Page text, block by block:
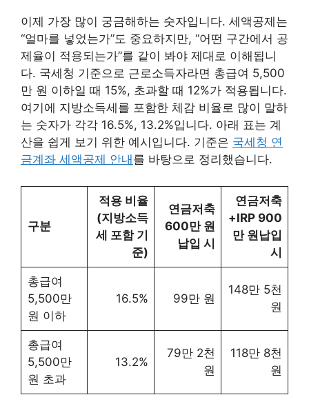
이제 가장 많이 궁금해하는 숫자입니다. 세액공제는
“얼마를 넣었는가”도 중요하지만, “어떤 구간에서 공
제율이 적용되는가”를 같이 봐야 제대로 이해됩니
다. 국세청 기준으로 근로소득자라면 총급여 5,500
만 원 이하일 때 15%, 초과할 때 12%가 적용됩니다.
여기에 지방소득세를 포함한 체감 비율로 많이 말하
는 숫자가 각각 16.5%, 13.2%입니다. 아래 표는 계
산을 쉽게 보기 위한 예시입니다. 기준은 국세청 연
금계좌 세액공제 안내 를 바탕으로 정리했습니다.
구분
적용 비율
(지방소득
세 포함 기
준)
연금저축
600만 원
납입 시
연금저축
+IRP 900
만 원납입
시
총급여
5,500만
원 이하
16.5% 99만 원
148만 5천
원
총급여
5,500만
원 초과
13.2%
79만 2천
원
118만 8천
원